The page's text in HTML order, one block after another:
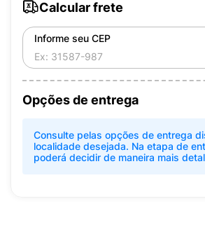
Calcular frete
Informe seu CEP
Opções de entrega
Consulte pelas opções de entrega
localidade desejada. Na etapa de
poderá decidir de maneira mais